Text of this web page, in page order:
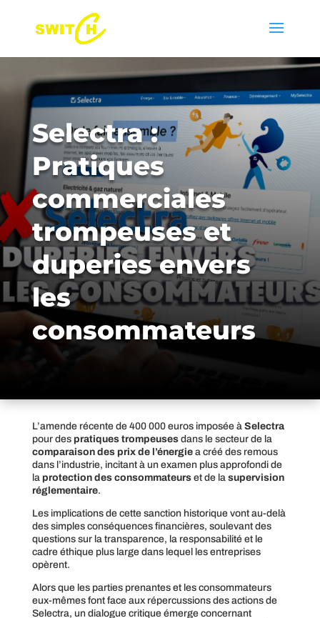
Selectra :
Pratiques
commerciales
trompeuses et
duperies envers
les
consommateurs
L’amende récente de 400 000 euros imposée à Selectra
pour des pratiques trompeusesdans le secteur de la
comparaison des prix de l’énergiea créé des remous
dans l’industrie, incitant à un examen plus approfondi de
la protection des consommateurset de la supervision
réglementaire.
Les implications de cette sanction historique vont au-delà
des simples conséquences financières, soulevant des
questions sur la transparence, la responsabilité et le
cadre éthique plus large dans lequel les entreprises
opèrent.
Alors que les parties prenantes et les consommateurs
eux-mêmes font face aux répercussions des actions de
Selectra, un dialogue critique émerge concernant